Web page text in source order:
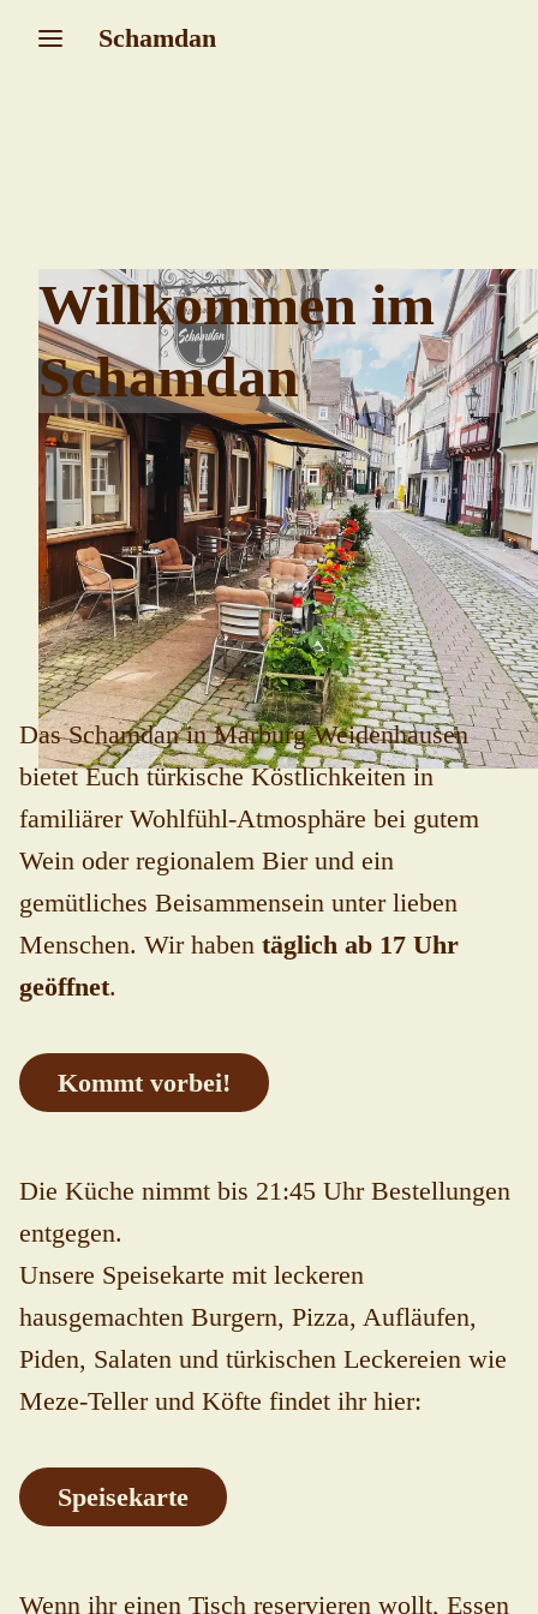
Schamdan
Willkommen im
Schamdan
Das Schamdan in Marburg Weidenhausen
bietet Euch türkische Köstlichkeiten in
familiärer Wohlfühl-Atmosphäre bei gutem
Wein oder regionalem Bier und ein
gemütliches Beisammensein unter lieben
Menschen. Wir haben täglich ab 17 Uhr
geöffnet.
Kommt vorbei!
Die Küche nimmt bis 21:45 Uhr Bestellungen
entgegen.
Unsere Speisekarte mit leckeren
hausgemachten Burgern, Pizza, Aufläufen,
Piden, Salaten und türkischen Leckereien wie
Meze-Teller und Köfte findet ihr hier:
Speisekarte
Wenn ihr einen Tisch reservieren wollt, Essen